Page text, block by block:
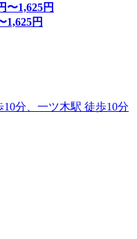
〜1,625円
1,625円
分、一ツ木駅 徒歩10分